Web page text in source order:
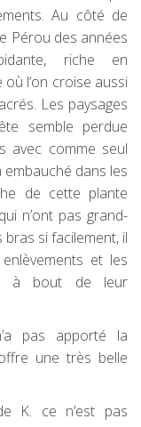
Au côté de
Pérou des années
riche en
l’on croise aussi
Les paysages
semble perdue
avec comme seul
embauché dans les
de cette plante
n’ont pas grand-
si facilement, il
et les
à bout de leur
pas apporté la
une très belle
K. ce n’est pas